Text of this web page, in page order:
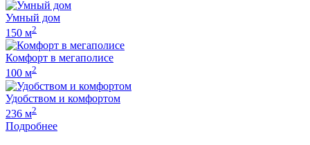
Умный дом
150 м2
Комфорт в мегаполисе
100 м2
Удобством и комфортом
236 м2
Подробнее